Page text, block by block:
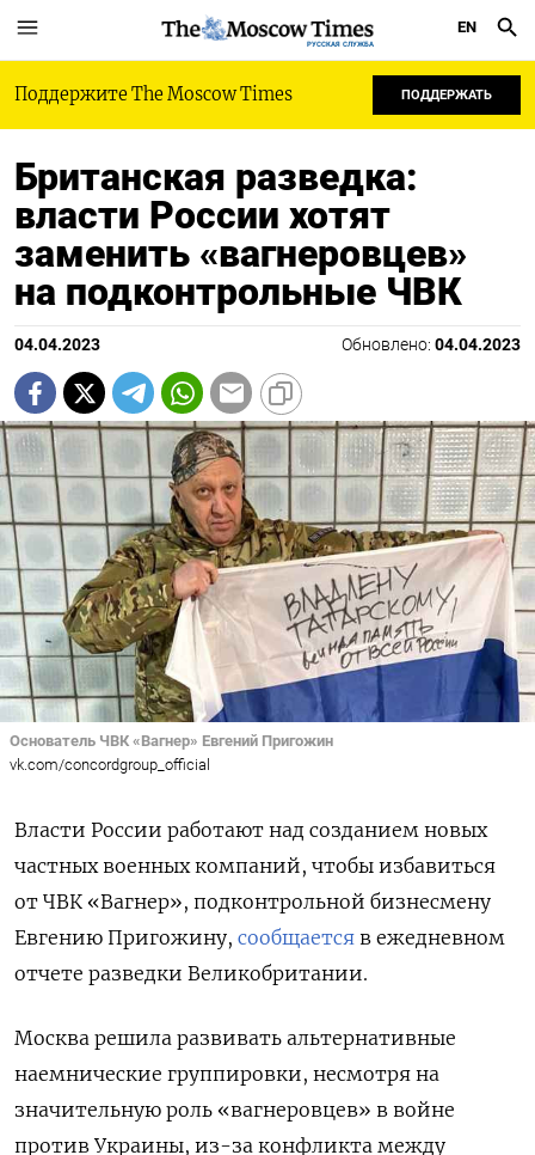
РУССКАЯ СЛУЖБА
EN
Поддержите The Moscow Times ПОДДЕРЖАТЬ
Британская разведка:
власти России хотят
заменить «вагнеровцев»
на подконтрольные ЧВК
04.04.2023 Обновлено: 04.04.2023
Основатель ЧВК «Вагнер» Евгений Пригожин
vk.com/concordgroup_official
Власти России работают над созданием новых
частных военных компаний, чтобы избавиться
от ЧВК «Вагнер», подконтрольной бизнесмену
Евгению Пригожину, сообщается в ежедневном
отчете разведки Великобритании.
Москва решила развивать альтернативные
наемнические группировки, несмотря на
значительную роль «вагнеровцев» в войне
против Украины, из-за конфликта между